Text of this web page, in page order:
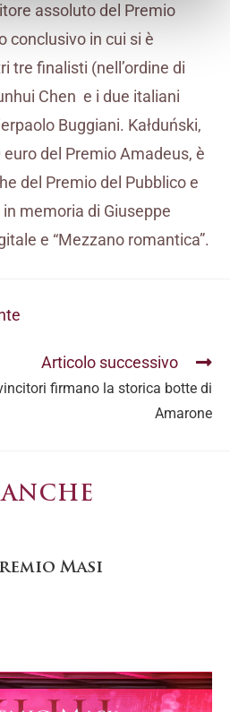
assoluto del Premio
conclusivo in cui si è
tre finalisti (nell’ordine di
Chen e i due italiani
Buggiani. Kałduński,
del Premio Amadeus, è
del Premio del Pubblico e
memoria di Giuseppe
e “Mezzano romantica”.
Articolo successivo
firmano la storica botte di
Amarone
Masi